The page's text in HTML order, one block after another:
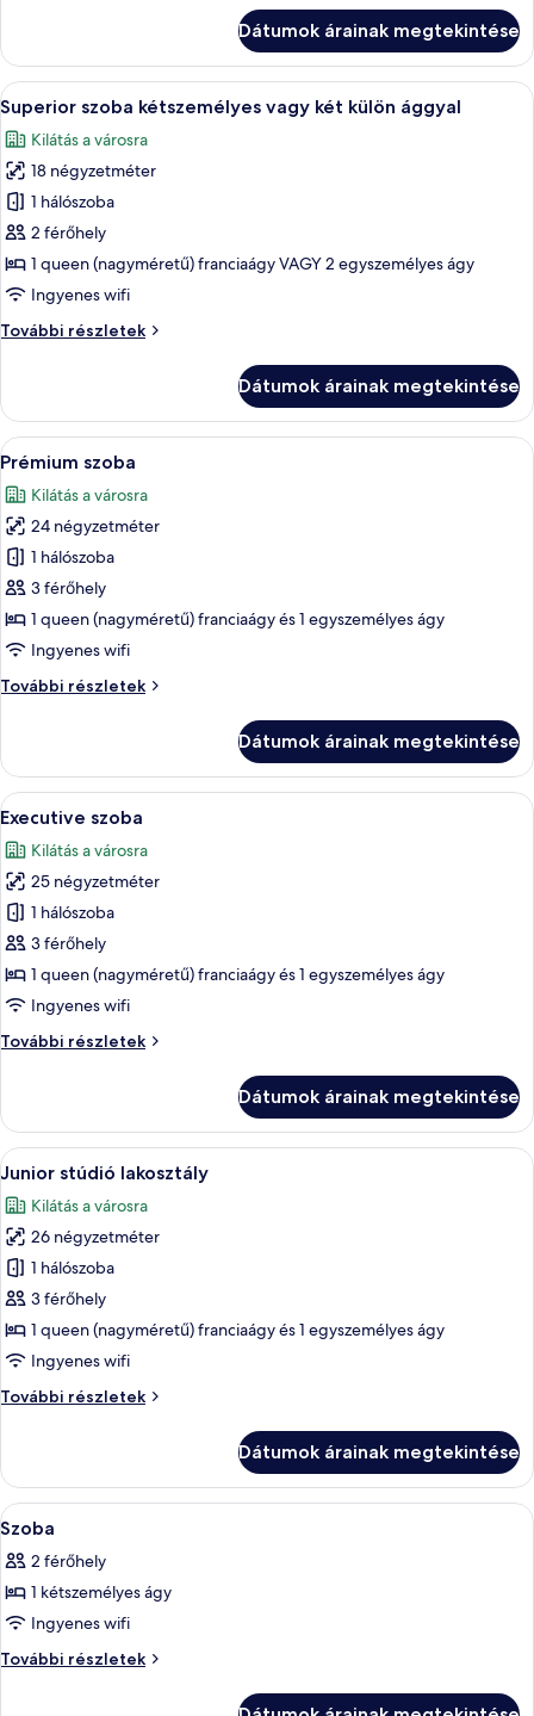
ággyal
két
külön
ággyal
további
részletei
Dátumok árainak megtekintése
A
következő
szoba
összes
képének
megtekintése:
Superior
szoba
kétszemélyes
vagy
ággyal
Egy kétágyas szoba, íróasztallal,
4
Superior szoba kétszemélyes vagy két külön ággyal
Kilátás a városra
18 négyzetméter
1 hálószoba
2 férőhely
1 queen (nagyméretű) franciaágy VAGY 2 egyszemélyes ágy
Ingyenes wifi
További részletek
Superior
két
külön
ággyal
részletei
Dátumok árainak megtekintése
A
következő
szoba
összes
képének
megtekintése:
Prémium
szoba
Egy modern szállodai szoba,
4
Prémium szoba
Kilátás a városra
24 négyzetméter
1 hálószoba
3 férőhely
1 queen (nagyméretű) franciaágy és 1 egyszemélyes ágy
Ingyenes wifi
További részletek
Prémium
Dátumok árainak megtekintése
A
következő
szoba
összes
képének
megtekintése:
Executive
szoba
Egy modern szoba, melyben egy
3
Executive szoba
Kilátás a városra
25 négyzetméter
1 hálószoba
3 férőhely
1 queen (nagyméretű) franciaágy és 1 egyszemélyes ágy
Ingyenes wifi
További részletek
Executive
Dátumok árainak megtekintése
A
következő
szoba
összes
képének
megtekintése:
Junior
stúdió
lakosztály
Egy modern szoba, melyben egy
3
Junior stúdió lakosztály
Kilátás a városra
26 négyzetméter
1 hálószoba
3 férőhely
1 queen (nagyméretű) franciaágy és 1 egyszemélyes ágy
Ingyenes wifi
További részletek
Junior
részletei
Dátumok árainak megtekintése
A
következő
szoba
összes
képének
megtekintése:
Egy gondosan megterített ágy fehér
4
Szoba
2 férőhely
1 kétszemélyes ágy
Ingyenes wifi
További részletek
Szoba